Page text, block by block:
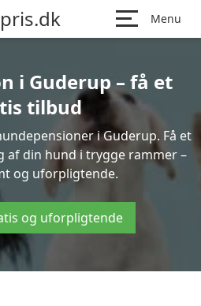
Menu
i Guderup – få et
tilbud
i Guderup. Få et
af din hund i trygge rammer –
og uforpligtende.
og uforpligtende